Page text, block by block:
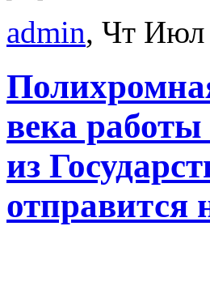
admin, Чт Июл
века
из
отправится